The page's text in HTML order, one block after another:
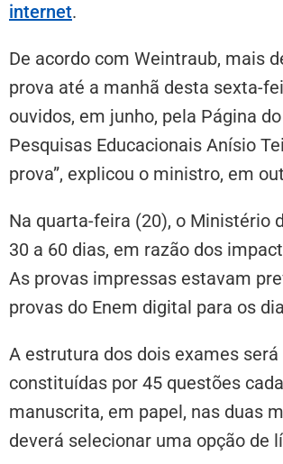
internet.
De acordo com Weintraub, mais
prova até a manhã desta sexta-
ouvidos, em junho, pela Página
Pesquisas Educacionais Anísio
prova”, explicou o ministro, em
Na quarta-feira (20), o Ministério
30 a 60 dias, em razão dos
As provas impressas estavam
provas do Enem digital para os
A estrutura dos dois exames
constituídas por 45 questões
manuscrita, em papel, nas duas
deverá selecionar uma opção de